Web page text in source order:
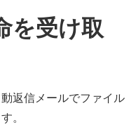
を受け取
返信メールでファイル
。